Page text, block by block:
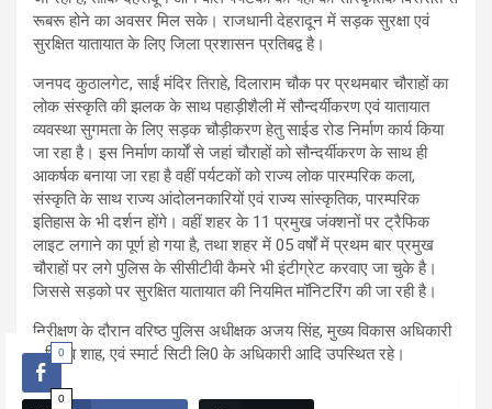
रूबरू होने का अवसर मिल सके। राजधानी देहरादून में सड़क सुरक्षा एवं
सुरक्षित यातायात के लिए जिला प्रशासन प्रतिबद्व है।
जनपद कुठालगेट, साईं मंदिर तिराहे, दिलाराम चौक पर प्रथमबार चौराहों का
लोक संस्कृति की झलक के साथ पहाड़ीशैली में सौन्दर्यीकरण एवं यातायात
व्यवस्था सुगमता के लिए सड़क चौड़ीकरण हेतु साईड रोड निर्माण कार्य किया
जा रहा है। इस निर्माण कार्यों से जहां चौराहों को सौन्दर्यीकरण के साथ ही
आकर्षक बनाया जा रहा है वहीं पर्यटकों को राज्य लोक पारम्परिक कला,
संस्कृति के साथ राज्य आंदोलनकारियों एवं राज्य सांस्कृतिक, पारम्परिक
इतिहास के भी दर्शन होंगे। वहीं शहर के 11 प्रमुख जंक्शनों पर ट्रैफिक
लाइट लगाने का पूर्ण हो गया है, तथा शहर में 05 वर्षों में प्रथम बार प्रमुख
चौराहों पर लगे पुलिस के सीसीटीवी कैमरे भी इंटीग्रेट करवाए जा चुके है।
जिससे सड़को पर सुरक्षित यातायात की नियमित मॉनिटरिंग की जा रही है।
निरीक्षण के दौरान वरिष्ठ पुलिस अधीक्षक अजय सिंह, मुख्य विकास अधिकारी
अभिनव शाह, एवं स्मार्ट सिटी लि0 के अधिकारी आदि उपस्थित रहे।
0
0